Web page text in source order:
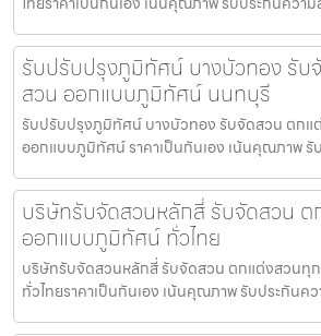
รับปรับปรุงภูมิทัศน์ บางบัวทอง รับ
สวน ออกแบบภูมิทัศน์ นนทบุรี
รับปรับปรุงภูมิทัศน์ บางบัวทอง รับจัดสวน ตกแ
ออกแบบภูมิทัศน์ ราคาเป็นกันเอง เน้นคุณภาพ รั
บริษัทรับจัดสวนหลักสี่ รับจัดสวน ต
ออกแบบภูมิทัศน์ ทั่วไทย
บริษัทรับจัดสวนหลักสี่ รับจัดสวน ตกแต่งสวนทุ
ทั่วไทยราคาเป็นกันเอง เน้นคุณภาพ รับประกันค